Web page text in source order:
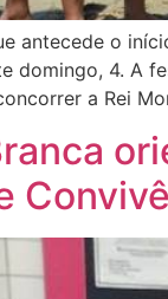
antecede o
domingo, 4. A
a Rei